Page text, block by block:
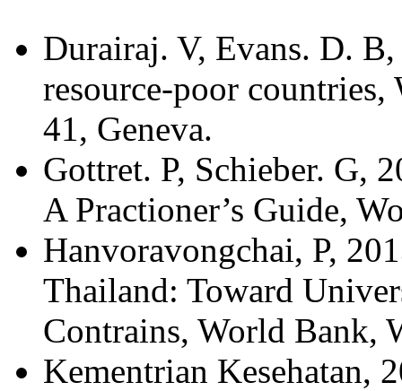
Durairaj. V, Evans. D.
resource-poor
41, Geneva.
Gottret. P, Schieber. G,
A Practioner’s Guide,
Hanvoravongchai, P,
Thailand: Toward
Contrains, World Bank,
Kementrian Kesehatan,